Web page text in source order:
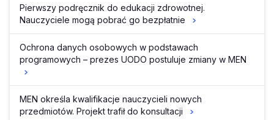
Pierwszy podręcznik do edukacji zdrowotnej.
Nauczyciele mogą pobrać go bezpłatnie
Ochrona danych osobowych w podstawach
programowych – prezes UODO postuluje zmiany w MEN
MEN określa kwalifikacje nauczycieli nowych
przedmiotów. Projekt trafił do konsultacji